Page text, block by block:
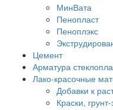
МинВата
Пенопласт
Пеноплэкс
Цемент
Арматура
Лако-красочные
Добавки к
Краски,